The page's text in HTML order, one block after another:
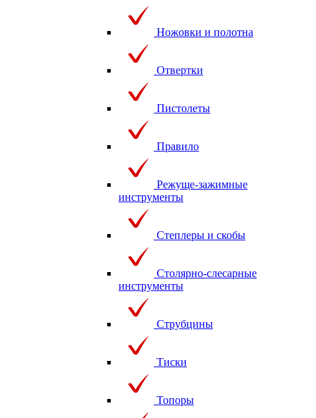
Ножовки и полотна
Отвертки
Пистолеты
Правило
Режуще-зажимные
инструменты
Степлеры и скобы
Столярно-слесарные
инструменты
Струбцины
Тиски
Топоры